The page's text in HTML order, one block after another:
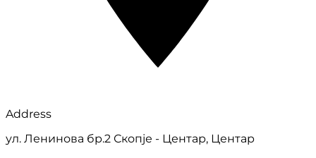
Address
ул. Ленинова бр.2 Скопје - Центар, Центар